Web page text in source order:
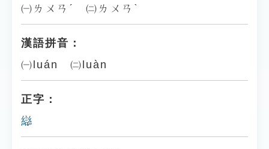
㈠ㄌㄨㄢˊ ㈡ㄌㄨㄢˋ
漢語拼音：
㈠luán ㈡luàn
正字：
䜌